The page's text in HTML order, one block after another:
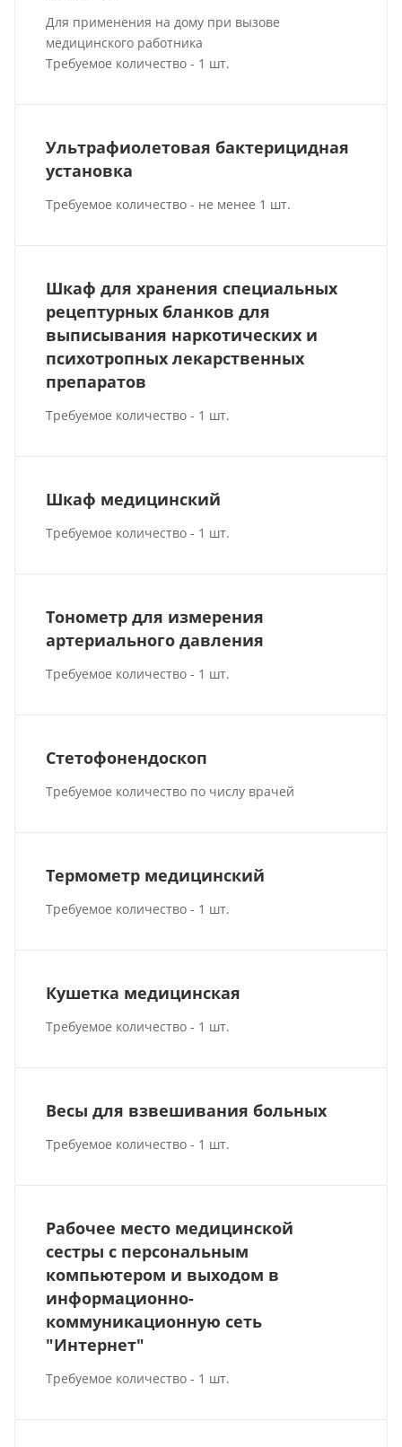
Для применения на дому при вызове
медицинского работника
Требуемое количество - 1 шт.
Ультрафиолетовая бактерицидная
установка
Требуемое количество - не менее 1 шт.
Шкаф для хранения специальных
рецептурных бланков для
выписывания наркотических и
психотропных лекарственных
препаратов
Требуемое количество - 1 шт.
Шкаф медицинский
Требуемое количество - 1 шт.
Тонометр для измерения
артериального давления
Требуемое количество - 1 шт.
Стетофонендоскоп
Требуемое количество по числу врачей
Термометр медицинский
Требуемое количество - 1 шт.
Кушетка медицинская
Требуемое количество - 1 шт.
Весы для взвешивания больных
Требуемое количество - 1 шт.
Рабочее место медицинской
сестры с персональным
компьютером и выходом в
информационно-
коммуникационную сеть
"Интернет"
Требуемое количество - 1 шт.